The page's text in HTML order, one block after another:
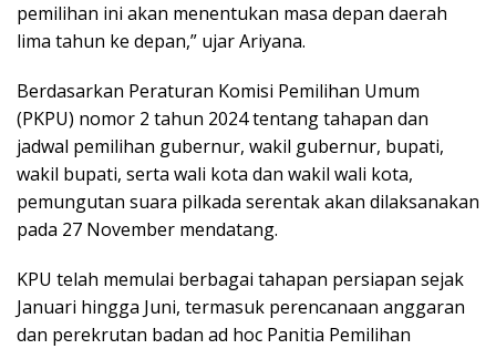
pemilihan ini akan menentukan masa depan daerah
lima tahun ke depan,” ujar Ariyana.
Berdasarkan Peraturan Komisi Pemilihan Umum
(PKPU) nomor 2 tahun 2024 tentang tahapan dan
jadwal pemilihan gubernur, wakil gubernur, bupati,
wakil bupati, serta wali kota dan wakil wali kota,
pemungutan suara pilkada serentak akan dilaksanakan
pada 27 November mendatang.
KPU telah memulai berbagai tahapan persiapan sejak
Januari hingga Juni, termasuk perencanaan anggaran
dan perekrutan badan ad hoc Panitia Pemilihan